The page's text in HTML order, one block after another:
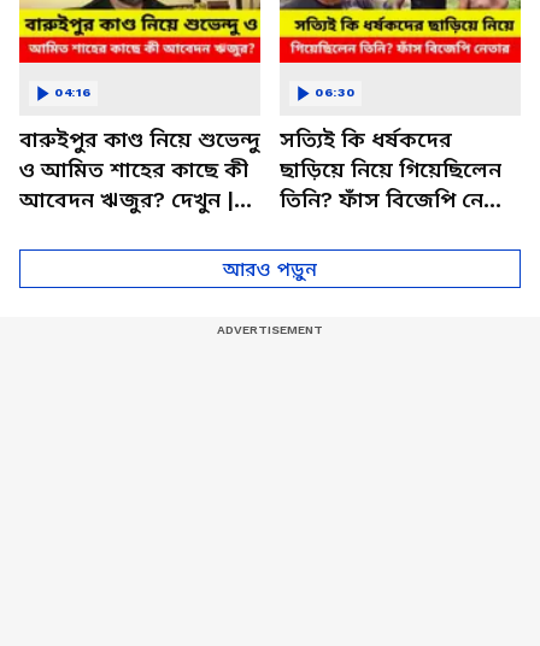
বারুইপুর কাণ্ড নিয়ে শুভেন্দু
ও আমিত শাহের কাছে কী
আবেদন ঋজুর? দেখুন |
04:16
সত্যিই কি ধর্ষকদের
ছাড়িয়ে নিয়ে গিয়েছিলেন
তিনি? ফাঁস বিজেপি নেতার
Case
06:30
আরও পড়ুন